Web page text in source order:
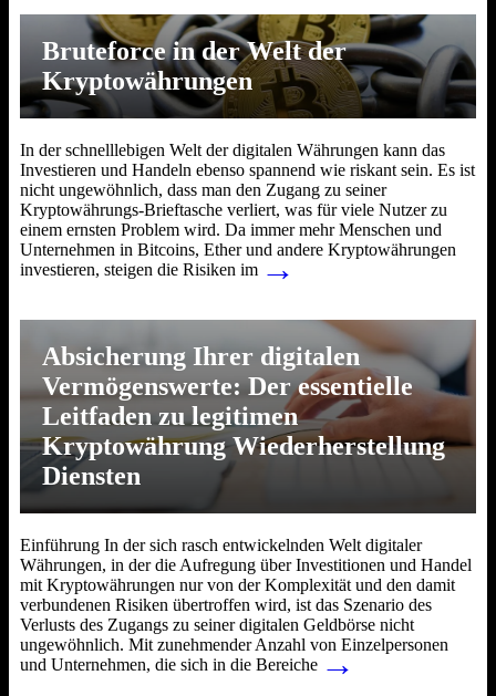
Bruteforce in der Welt der
Kryptowährungen
In der schnelllebigen Welt der digitalen Währungen kann das
Investieren und Handeln ebenso spannend wie riskant sein. Es ist
nicht ungewöhnlich, dass man den Zugang zu seiner
Kryptowährungs-Brieftasche verliert, was für viele Nutzer zu
einem ernsten Problem wird. Da immer mehr Menschen und
Unternehmen in Bitcoins, Ether und andere Kryptowährungen
investieren, steigen die Risiken im →
Absicherung Ihrer digitalen
Vermögenswerte: Der essentielle
Leitfaden zu legitimen
Kryptowährung Wiederherstellung
Diensten
Einführung In der sich rasch entwickelnden Welt digitaler
Währungen, in der die Aufregung über Investitionen und Handel
mit Kryptowährungen nur von der Komplexität und den damit
verbundenen Risiken übertroffen wird, ist das Szenario des
Verlusts des Zugangs zu seiner digitalen Geldbörse nicht
ungewöhnlich. Mit zunehmender Anzahl von Einzelpersonen
und Unternehmen, die sich in die Bereiche →